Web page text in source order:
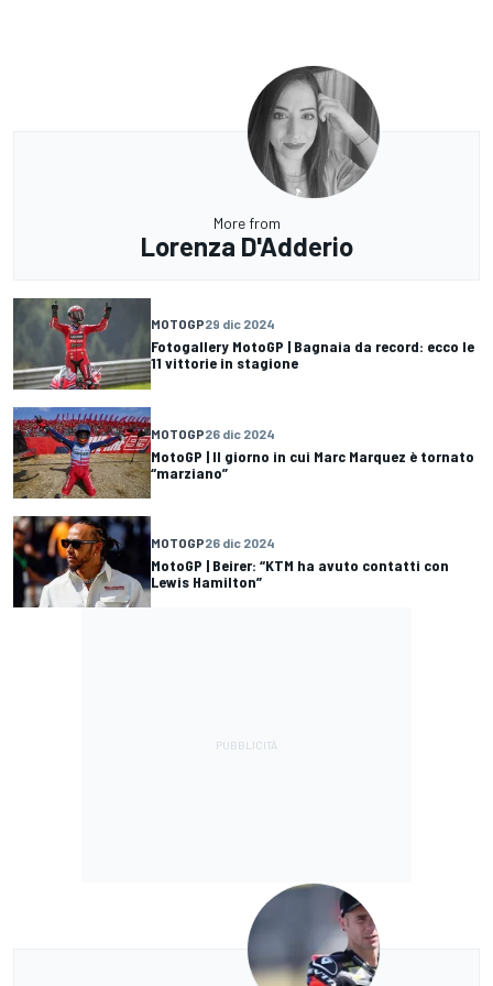
More from
Lorenza D'Adderio
MOTOGP29 dic 2024
Fotogallery MotoGP | Bagnaia da record: ecco le
11 vittorie in stagione
MOTOGP26 dic 2024
MotoGP | Il giorno in cui Marc Marquez è tornato
“marziano”
MOTOGP26 dic 2024
MotoGP | Beirer: “KTM ha avuto contatti con
Lewis Hamilton”